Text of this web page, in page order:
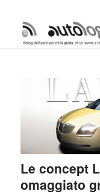
Le concept
omaggiato